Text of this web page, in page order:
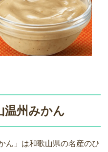
温州みかん
ん」は和歌山県の名産のひ